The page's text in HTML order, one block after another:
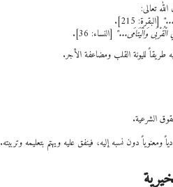
تعالى:
[البقرة: 215].
وَالْيَتَامَى..." [النساء: 36].
طريقاً لليونة القلب ومضاعفة الأجر.
الشرعية.
دون نسبه إليه، فينفق عليه ويهتم بتعليمه وتربيته.